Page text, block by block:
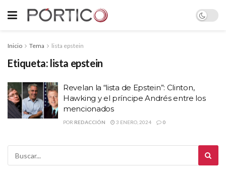
Inicio Tema lista epstein
Etiqueta: lista epstein
Revelan la “lista de Epstein”: Clinton,
Hawking y el príncipe Andrés entre los
mencionados
POR REDACCIÓN 3 ENERO, 2024 0